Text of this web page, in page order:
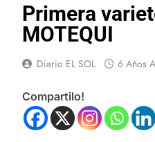
Primera
MOTEQUI
Diario EL SOL 6 Años
Compartilo!